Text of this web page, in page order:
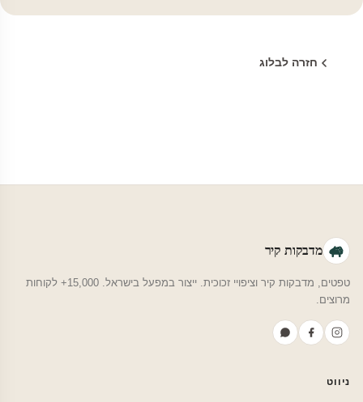
חזרה לבלוג
מדבקות קיר
טפטים, מדבקות קיר וציפויי זכוכית. ייצור במפעל בישראל. 15,000+ לקוחות
מרוצים.
ניווט